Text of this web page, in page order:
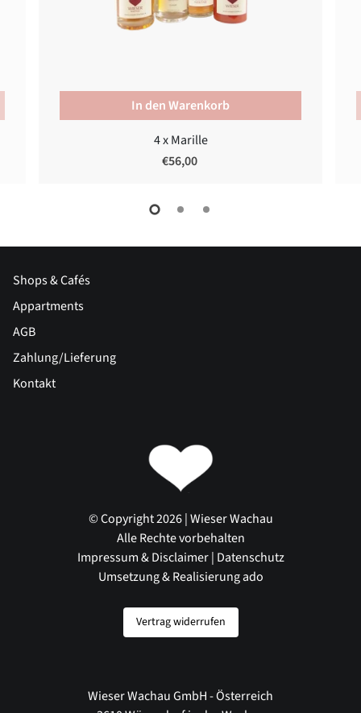
In den Warenkorb
4 x Marille
€56,00
Shops & Cafés
Appartments
AGB
Zahlung/Lieferung
Kontakt
© Copyright 2026 | Wieser Wachau
Alle Rechte vorbehalten
Impressum & Disclaimer| Datenschutz
Umsetzung & Realisierung ado
Vertrag widerrufen
Wieser Wachau GmbH - Österreich